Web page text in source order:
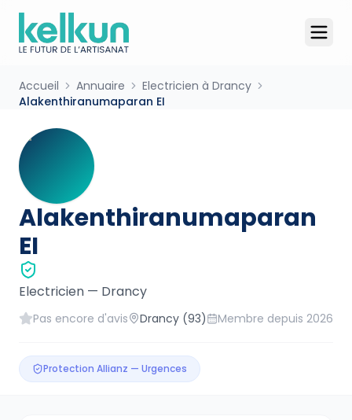
Accueil Annuaire
Electricien à Drancy
Alakenthiranumaparan EI
Alakenthiranumaparan
EI
Electricien — Drancy
Pas encore d'avis Drancy (93) Membre depuis 2026
Protection Allianz — Urgences